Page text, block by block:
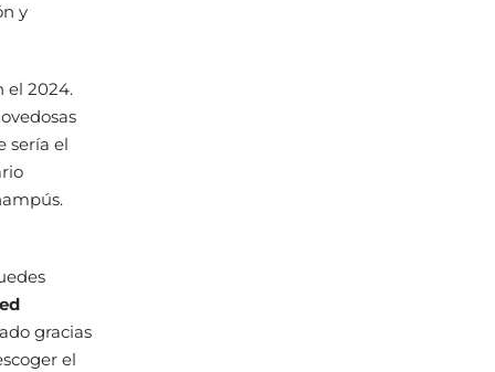
y
el 2024.
sería el
gracias
el